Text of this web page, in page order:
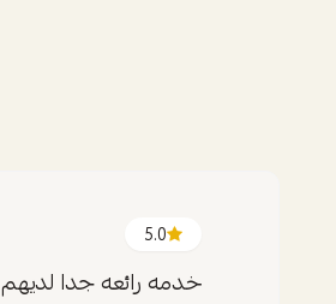
5.0
خدمه رائعه جدا لديهم